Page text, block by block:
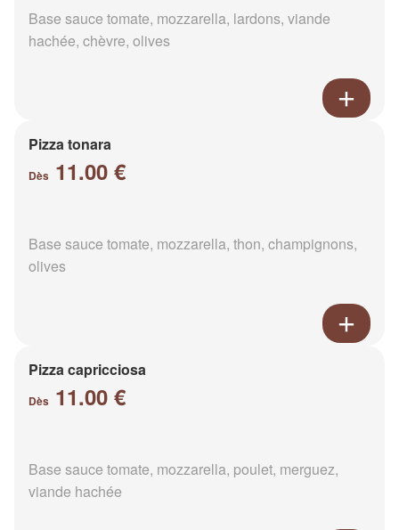
Base sauce tomate, mozzarella, lardons, viande
hachée, chèvre, olives
Pizza tonara
Dès 11.00 €
Base sauce tomate, mozzarella, thon, champignons,
olives
Pizza capricciosa
Dès 11.00 €
Base sauce tomate, mozzarella, poulet, merguez,
viande hachée